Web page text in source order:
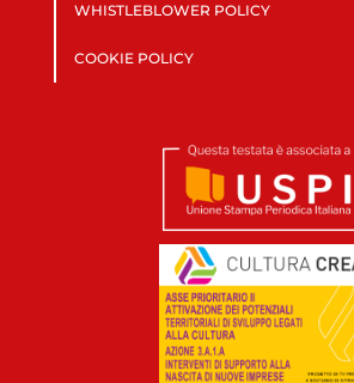
WHISTLEBLOWER POLICY
COOKIE POLICY